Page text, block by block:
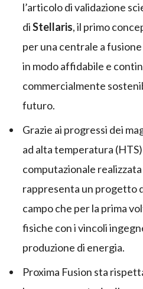
l’articolo di validazione
diStellaris, il primo
per una centrale a
in modo affidabile e
commercialmente
futuro.
Grazie ai progressi dei
ad alta temperatura
computazionale
rappresenta un progetto
campo che per la prima
fisiche con i vincoli
produzione di energia.
Proxima Fusion sta